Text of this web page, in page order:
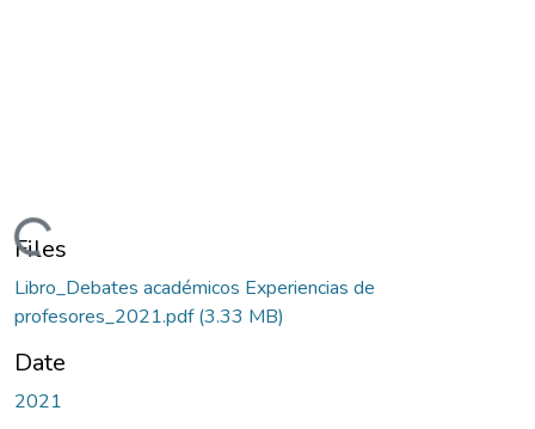
Files
Libro_Debates académicos Experiencias de
profesores_2021.pdf(3.33 MB)
Date
2021